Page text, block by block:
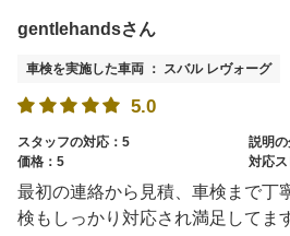
gentlehandsさん
車検を実施した車両 ： スバル レヴォーグ
5.0
スタッフの対応：5
説明
価格：5
対応
最初の連絡から見積、車検まで丁
検もしっかり対応され満足してま